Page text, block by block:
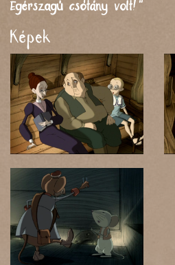
Egérszagú csótány volt!”
Képek